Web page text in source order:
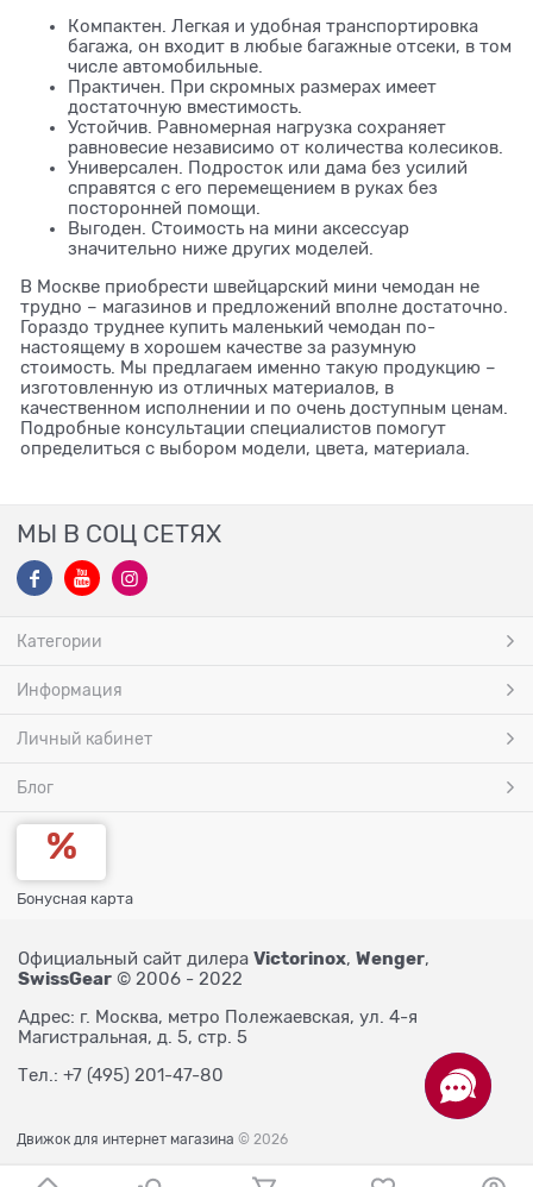
Компактен. Легкая и удобная транспортировка
багажа, он входит в любые багажные отсеки, в том
числе автомобильные.
Практичен. При скромных размерах имеет
достаточную вместимость.
Устойчив. Равномерная нагрузка сохраняет
равновесие независимо от количества колесиков.
Универсален. Подросток или дама без усилий
справятся с его перемещением в руках без
посторонней помощи.
Выгоден. Стоимость на мини аксессуар
значительно ниже других моделей.
В Москве приобрести швейцарский мини чемодан не
трудно – магазинов и предложений вполне достаточно.
Гораздо труднее купить маленький чемодан по-
настоящему в хорошем качестве за разумную
стоимость. Мы предлагаем именно такую продукцию –
изготовленную из отличных материалов, в
качественном исполнении и по очень доступным ценам.
Подробные консультации специалистов помогут
определиться с выбором модели, цвета, материала.
МЫ В СОЦ СЕТЯХ
Категории
Информация
Личный кабинет
Блог
Бонусная карта
Официальный сайт дилера Victorinox, Wenger,
SwissGear © 2006 - 2022
Адрес: г. Москва, метро Полежаевская, ул. 4-я
Магистральная, д. 5, стр. 5
Тел.: +7 (495) 201-47-80
Движок для интернет магазина © 2026